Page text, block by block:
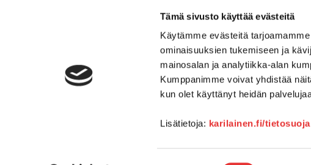
Tämä sivusto käyttää evästeitä
Käytämme evästeitä
ominaisuuksien tukemiseen ja
mainosalan ja analytiikka-alan
Kumppanimme voivat yhdistää
kun olet käyttänyt heidän
Lisätietoja: karilainen.fi/tietosuoja
PIHA &
Stiga
Veneet
Kelkat ja mönkijät